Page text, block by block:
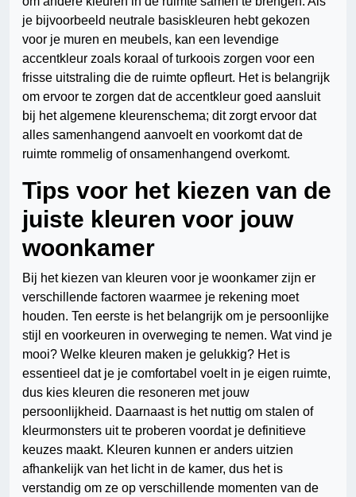
je bijvoorbeeld neutrale basiskleuren hebt gekozen
voor je muren en meubels, kan een levendige
accentkleur zoals koraal of turkoois zorgen voor een
frisse uitstraling die de ruimte opfleurt. Het is belangrijk
om ervoor te zorgen dat de accentkleur goed aansluit
bij het algemene kleurenschema; dit zorgt ervoor dat
alles samenhangend aanvoelt en voorkomt dat de
ruimte rommelig of onsamenhangend overkomt.
Tips voor het kiezen van de
juiste kleuren voor jouw
woonkamer
Bij het kiezen van kleuren voor je woonkamer zijn er
verschillende factoren waarmee je rekening moet
houden. Ten eerste is het belangrijk om je persoonlijke
stijl en voorkeuren in overweging te nemen. Wat vind je
mooi? Welke kleuren maken je gelukkig? Het is
essentieel dat je je comfortabel voelt in je eigen ruimte,
dus kies kleuren die resoneren met jouw
persoonlijkheid. Daarnaast is het nuttig om stalen of
kleurmonsters uit te proberen voordat je definitieve
keuzes maakt. Kleuren kunnen er anders uitzien
afhankelijk van het licht in de kamer, dus het is
verstandig om ze op verschillende momenten van de